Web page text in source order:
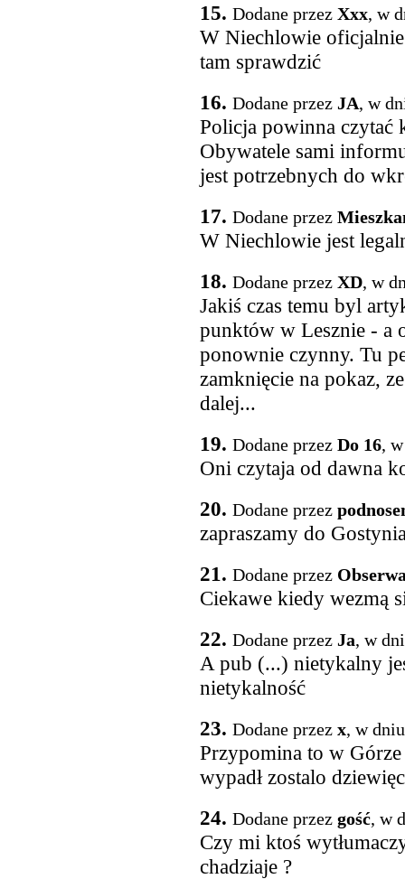
15. Dodane przez Xxx, w
W Niechlowie oficjalnie
tam sprawdzić
16. Dodane przez JA, w
Policja powinna czytać
Obywatele sami
jest potrzebnych do
17. Dodane przez
W Niechlowie jest
18. Dodane przez XD, w
Jakiś czas temu byl
punktów w Lesznie - a
ponownie czynny. Tu
zamknięcie na pokaz,
dalej...
19. Dodane przez Do 16,
Oni czytaja od dawna
20. Dodane przez
zapraszamy do
21. Dodane przez
Ciekawe kiedy wezmą
22. Dodane przez Ja, w
A pub (...) nietykalny
nietykalność
23. Dodane przez x, w
Przypomina to w
wypadł zostalo
24. Dodane przez gość, w
Czy mi ktoś
chadziaje ?